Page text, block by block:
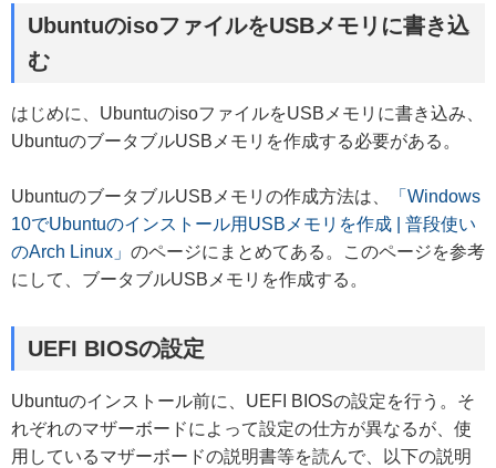
UbuntuのisoファイルをUSBメモリに書き込
む
はじめに、UbuntuのisoファイルをUSBメモリに書き込み、
UbuntuのブータブルUSBメモリを作成する必要がある。
UbuntuのブータブルUSBメモリの作成方法は、
「Windows
10でUbuntuのインストール用USBメモリを作成 | 普段使い
のArch Linux」 のページにまとめてある。このページを参考
にして、ブータブルUSBメモリを作成する。
UEFI BIOSの設定
Ubuntuのインストール前に、UEFI BIOSの設定を行う。そ
れぞれのマザーボードによって設定の仕方が異なるが、使
用しているマザーボードの説明書等を読んで、以下の説明